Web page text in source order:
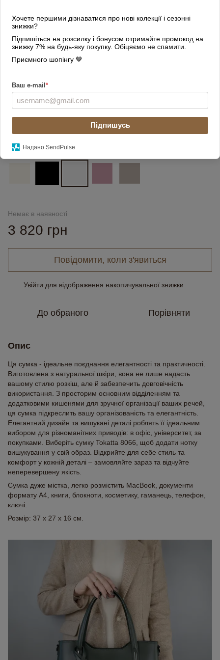
Хочете першими дізнаватися про нові колекції і сезонні
знижки?
Підпишіться на розсилку і бонусом отримайте промокод на
знижку 7% на будь-яку покупку. Обіцяємо не спамити.
Приємного шопінгу 🤎
Ваш e-mail *
Підпишусь
Надано SendPulse
Колір
Немає в наявності
3 820 грн
Повідомити, коли з'явиться
Увійти для відображення накопичувальної знижки
До обраного Порівняти
Опис
Ця сумка - ідеальне поєднання елегантності та практичності.
Виготовлена з натуральної шкіри, вона не лише надасть
вашому стилю розкіш, але й забезпечить довговічність
використання. З просторим основним відділенням та
додатковими кишенями для зручної організації ваших речей,
ця сумка підкреслить вашу організованість та елегантність.
Елегантний дизайн та вишукані деталі роблять її ідеальним
вибором для різноманітних приводів: в офіс, університет, за
покупками. Виберіть сумку Tokatta 8066, щоб додати нотку
вишукування у свій образ. Відкрийте для себе стиль та
комфорт у кожній деталі – замовляйте зараз та відчуйте
неперевершену якість.
Сумка дуже містка, легко розмістить MacBook, документи
формату А4, книги, блокноти, косметику, гаманець, телефон,
ключі.
Розмір: 37 x 27 x 16 см.